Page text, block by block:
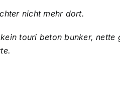
nicht mehr dort.
touri beton bunker,